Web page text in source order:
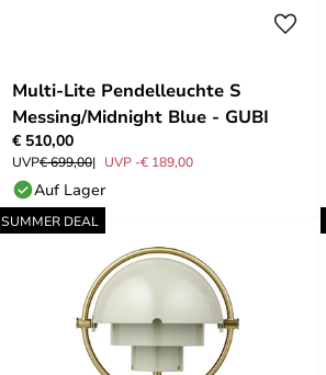
Multi-Lite Pendelleuchte S
Messing/Midnight Blue - GUBI
€ 510,00
UVP€ 699,00 UVP -€ 189,00
Auf Lager
SUMMER DEAL